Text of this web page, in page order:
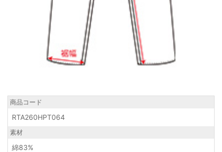
商品コード
RTA260HPT064
素材
綿83%